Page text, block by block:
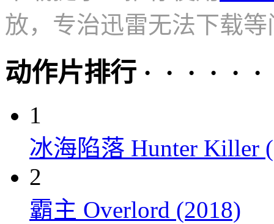
放，专治迅雷无法下载等
动作片排行 · · · · · ·
1
冰海陷落 Hunter Killer
2
霸主 Overlord (2018)